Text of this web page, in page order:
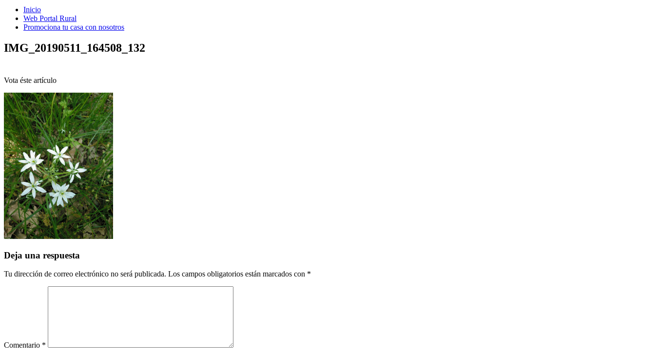
Inicio
Web Portal Rural
Promociona tu casa con nosotros
IMG_20190511_164508_132
Vota éste artículo
Deja una respuesta
Tu dirección de correo electrónico no será publicada. Los campos obligatorios están marcados con *
Comentario *